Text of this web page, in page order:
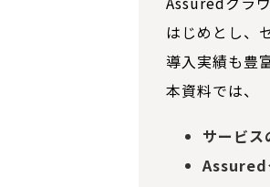
はじめとし、
導入実績も豊
本資料では、
サービス
Assured